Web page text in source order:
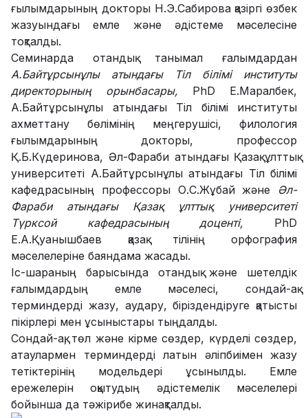
ғылымдарының докторы Н.Э.Сабирова қазіргі өзбек
жазуындағы емле және әдістеме мәселесіне
тоқталды.
Семинарда отандық танымал ғалымдардан
А.Байтұрсынұлы атындағы Тіл білімі институты
директорының орынбасары, PhD Е.Маралбек,
А.Байтұрсынұлы атындағы Тіл білімі институты
ахметтану бөлімінің меңгерушісі, филология
ғылымдарының докторы, профессор
Қ.Б.Күдеринова, Әл-Фараби атындағы Қазақ ұлттық
университеті А.Байтұрсынұлы атындағы Тіл білімі
кафедрасының профессоры О.С.Жұбай және Әл-
Фараби атындағы Қазақ ұлттық университеті
Түрксой кафедрасының доценті, PhD
Е.А.Қуанышбаев қазақ тілінің орфография
мәселелеріне баяндама жасады.
Іс-шараның барысында отандық және шетелдік
ғалымдардың емле мәселесі, сондай-ақ
терминдерді жазу, аудару, біріздендіруге қатысты
пікірлері мен ұсыныстары тыңдалды.
Сондай-ақ, төл және кірме сөздер, күрделі сөздер,
атаулармен терминдерді латын әліпбиімен жазу
тетіктерінің модельдері ұсынылды. Емле
ережелерін оқытудың әдістемелік мәселелері
бойынша да тәжірибе жинақталды.